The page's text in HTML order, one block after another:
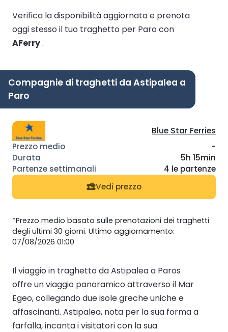
Verifica la disponibilità aggiornata e prenota
oggi stesso il tuo traghetto per Paro con
AFerry.
Compagnie di traghetti da Astipalea a
Paro
Blue Star Ferries
-
5h 15min
4 le partenze
Vedi prezzo
*Prezzo medio basato sulle prenotazioni dei traghetti
degli ultimi 30 giorni. Ultimo aggiornamento:
07/08/2026 01:00
Il viaggio in traghetto da Astipalea a Paros
offre un viaggio panoramico attraverso il Mar
Egeo, collegando due isole greche uniche e
affascinanti. Astipalea, nota per la sua forma a
farfalla, incanta i visitatori con la sua